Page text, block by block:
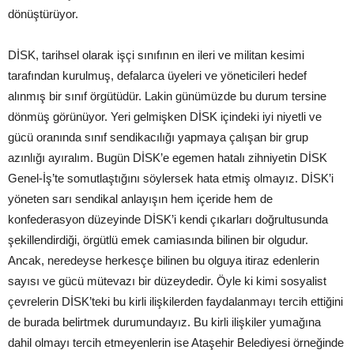
dönüştürüyor.
DİSK, tarihsel olarak işçi sınıfının en ileri ve militan kesimi
tarafından kurulmuş, defalarca üyeleri ve yöneticileri hedef
alınmış bir sınıf örgütüdür. Lakin günümüzde bu durum tersine
dönmüş görünüyor. Yeri gelmişken DİSK içindeki iyi niyetli ve
gücü oranında sınıf sendikacılığı yapmaya çalışan bir grup
azınlığı ayıralım. Bugün DİSK’e egemen hatalı zihniyetin DİSK
Genel-İş’te somutlaştığını söylersek hata etmiş olmayız. DİSK’i
yöneten sarı sendikal anlayışın hem içeride hem de
konfederasyon düzeyinde DİSK’i kendi çıkarları doğrultusunda
şekillendirdiği, örgütlü emek camiasında bilinen bir olgudur.
Ancak, neredeyse herkesçe bilinen bu olguya itiraz edenlerin
sayısı ve gücü mütevazı bir düzeydedir. Öyle ki kimi sosyalist
çevrelerin DİSK’teki bu kirli ilişkilerden faydalanmayı tercih ettiğini
de burada belirtmek durumundayız. Bu kirli ilişkiler yumağına
dahil olmayı tercih etmeyenlerin ise Ataşehir Belediyesi örneğinde